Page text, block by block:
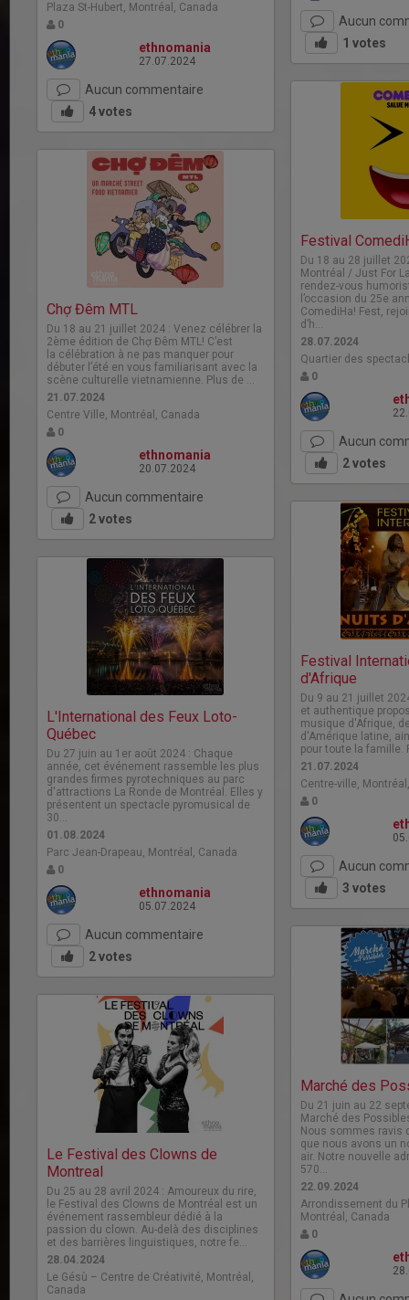
Aucun
1 votes
Plaza St-Hubert, Montréal, Canada
0
ethnomania
27.07.2024
Aucun commentaire
4votes
Festival
Du 18 au 28 juillet
Montréal / Just For
rendez-vous
l’occasion du 25e
ComediHa! Fest,
d’h…
28.07.2024
Quartier des
0
Aucun
2votes
Chợ Đêm MTL
Du 18 au 21 juillet 2024 : Venez célébrer la
2ème édition de Chợ Đêm MTL! C’est
la célébration à ne pas manquer pour
débuter l’été en vous familiarisant avec la
scène culturelle vietnamienne. Plus de …
21.07.2024
Centre Ville, Montréal, Canada
0
ethnomania
20.07.2024
Aucun commentaire
2votes
Festival
d'Afrique
Du 9 au 21 juillet
et authentique
musique d'Afrique,
d'Amérique latine,
pour toute la famille.
21.07.2024
Centre-ville,
0
Aucun
3 votes
L'International des Feux Loto-
Québec
Du 27 juin au 1er août 2024 : Chaque
année, cet événement rassemble les plus
grandes firmes pyrotechniques au parc
d'attractions La Ronde de Montréal. Elles y
présentent un spectacle pyromusical de
30…
01.08.2024
Parc Jean-Drapeau, Montréal, Canada
0
ethnomania
05.07.2024
Aucun commentaire
2votes
Marché des
Du 21 juin au 22
Marché des
Nous sommes ravis
que nous avons un
air. Notre nouvelle
570…
22.09.2024
Arrondissement du
Montréal, Canada
0
Le Festival des Clowns de
Montreal
Du 25 au 28 avril 2024 : Amoureux du rire,
le Festival des Clowns de Montréal est un
événement rassembleur dédié à la
passion du clown. Au-delà des disciplines
et des barrières linguistiques, notre fe…
28.04.2024
Le Gésù – Centre de Créativité, Montréal,
Canada